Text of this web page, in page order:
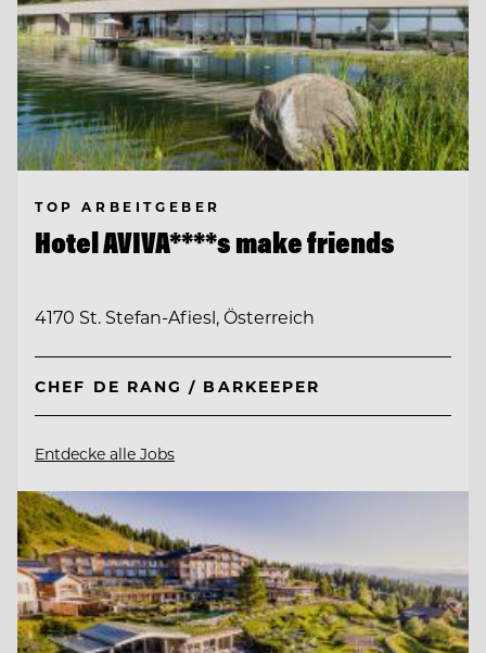
TOP ARBEITGEBER
Hotel AVIVA****s make friends
4170 St. Stefan-Afiesl, Österreich
CHEF DE RANG / BARKEEPER
Entdecke alle Jobs